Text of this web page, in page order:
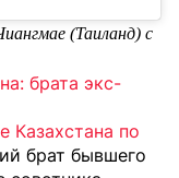
(Таиланд) с
брата экс-
Казахстана по
брат бывшего